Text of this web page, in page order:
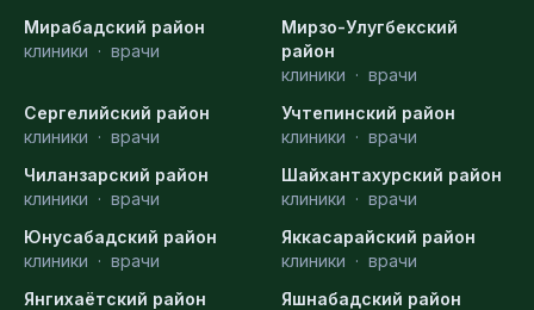
Мирабадский район
клиники · врачи
Мирзо-Улугбекский
район
клиники · врачи
Сергелийский район
клиники · врачи
Учтепинский район
клиники · врачи
Чиланзарский район
клиники · врачи
Шайхантахурский район
клиники · врачи
Юнусабадский район
клиники · врачи
Яккасарайский район
клиники · врачи
Янгихаётский район
Яшнабадский район